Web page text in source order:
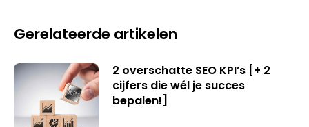
Gerelateerde artikelen
2 overschatte SEO KPI’s [+ 2
cijfers die wél je succes
bepalen!]